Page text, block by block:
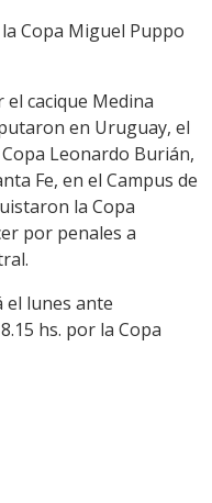
Copa Miguel Puppo
cacique Medina
en Uruguay, el
Leonardo Burián,
Fe, en el Campus de
la Copa
por penales a
el lunes ante
hs. por la Copa